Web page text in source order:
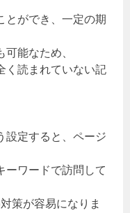
とができ、一定の期
能なため、
く読まれていない記
設定すると、ページ
ーワードで訪問して
策が容易になりま